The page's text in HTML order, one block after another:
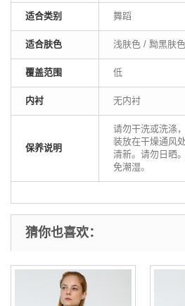
适合类别 舞蹈
适合肤色 浅肤色 / 黝黑肤
覆盖范围 低
内衬 无内衬
保养说明
请勿干洗或洗涤
装放在干燥通风
清新。请勿日晒
免潮湿。
猜你也喜欢：